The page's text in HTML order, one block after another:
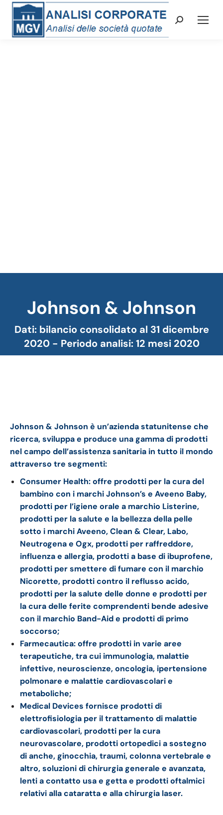
Cerca:
Johnson & Johnson
Dati: bilancio consolidato al 31 dicembre
2020 - Periodo analisi: 12 mesi 2020
Tu sei qui:
Johnson & Johnson è un’azienda statunitense che
ricerca, sviluppa e produce una gamma di prodotti
nel campo dell’assistenza sanitaria in tutto il mondo
attraverso tre segmenti:
Consumer Health: offre prodotti per la cura del
bambino con i marchi Johnson’s e Aveeno Baby,
prodotti per l’igiene orale a marchio Listerine,
prodotti per la salute e la bellezza della pelle
sotto i marchi Aveeno, Clean & Clear, Labo,
Neutrogena e Ogx, prodotti per raffreddore,
influenza e allergia, prodotti a base di ibuprofene,
prodotti per smettere di fumare con il marchio
Nicorette, prodotti contro il reflusso acido,
prodotti per la salute delle donne e prodotti per
la cura delle ferite comprendenti bende adesive
con il marchio Band-Aid e prodotti di primo
soccorso;
Farmecautica: offre prodotti in varie aree
terapeutiche, tra cui immunologia, malattie
infettive, neuroscienze, oncologia, ipertensione
polmonare e malattie cardiovascolari e
metaboliche;
Medical Devices fornisce prodotti di
elettrofisiologia per il trattamento di malattie
cardiovascolari, prodotti per la cura
neurovascolare, prodotti ortopedici a sostegno
di anche, ginocchia, traumi, colonna vertebrale e
altro, soluzioni di chirurgia generale e avanzata,
lenti a contatto usa e getta e prodotti oftalmici
relativi alla cataratta e alla chirurgia laser.